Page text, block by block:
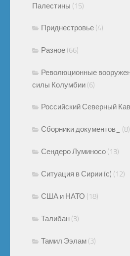
Палестины (15)
Приднестровье (4)
Разное (66)
Революционные
силы Колумбии (6)
Российский Северный
Сборники документов_ (8)
Сендеро Луминосо (13)
Ситуация в Сирии (с) (12)
США и НАТО (18)
Талибан (3)
Тамил Ээлам (3)